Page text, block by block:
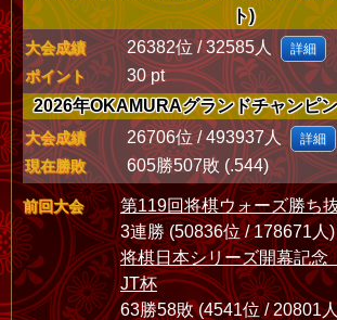
ト)
大会成績 26382位 / 32585人 詳細
ポイント
30 pt
2026年OKAMURAグランドチャンピ
大会成績 26706位 / 493937人 詳細
現在勝敗 605勝507敗 (.544)
前回大会
第119回将棋ウォーズ勝ち
3連勝 (50836位 / 178671人)
将棋日本シリーズ開幕記
JT杯
63勝58敗 (4541位 / 20801